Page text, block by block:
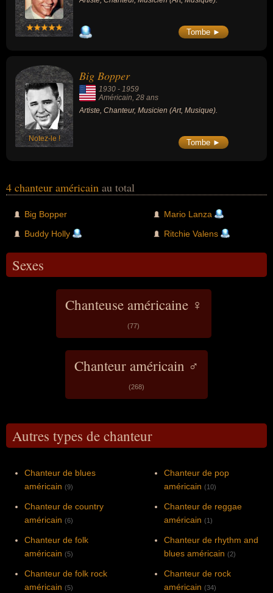
Tombe ►
Notez-le !
Big Bopper
1930 - 1959
Américain , 28 ans
Artiste, Chanteur, Musicien (Art, Musique).
Tombe ►
4 chanteur américain au total
Big Bopper
Buddy Holly
Mario Lanza
Ritchie Valens
Sexes
Chanteuse américaine ♀
(77)
Chanteur américain ♂
(268)
Autres types de chanteur
Chanteur de blues
américain (9)
Chanteur de country
américain (6)
Chanteur de folk
américain (5)
Chanteur de folk rock
américain (5)
Chanteur de pop
américain (10)
Chanteur de reggae
américain (1)
Chanteur de rhythm and
blues américain (2)
Chanteur de rock
américain (34)